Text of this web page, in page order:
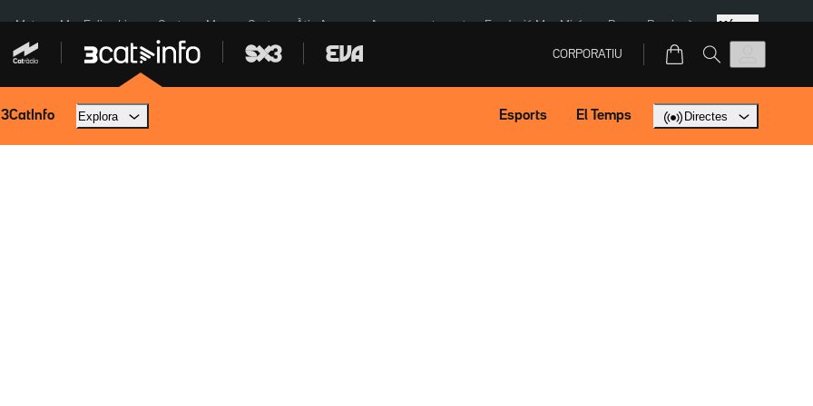
a Meta Mor Felipe Lipe Ceuta Menors Ceuta Àtic Ayuso Aparcament agost Fundació Mas Miró eBay Perpinyà Més
CORPORATIU
3CatInfo Explora Esports El Temps Directes